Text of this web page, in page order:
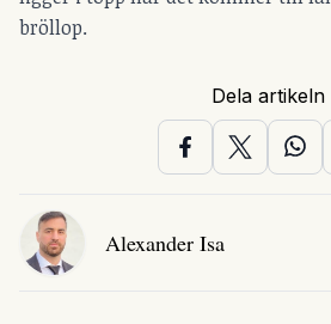
bröllop.
Dela artikeln
Alexander Isa